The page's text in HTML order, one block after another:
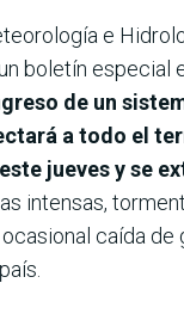
e
boletín especial
de un
a todo el
jueves y se
intensas,
caída de